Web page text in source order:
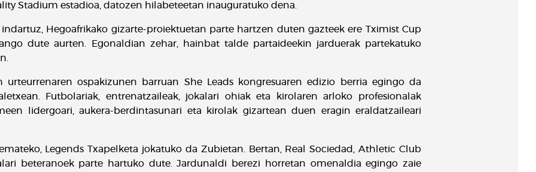
Stadium estadioa, datozen hilabeteetan inauguratuko dena.
Hegoafrikako gizarte-proiektuetan parte hartzen duten gazteek ere Tximist Cup
dute aurten. Egonaldian zehar, hainbat talde partaideekin jarduerak partekatuko
urteurrenaren ospakizunen barruan She Leads kongresuaren edizio berria egingo da
Futbolariak, entrenatzaileak, jokalari ohiak eta kirolaren arloko profesionalak
lidergoari, aukera-berdintasunari eta kirolak gizartean duen eragin eraldatzaileari
Legends Txapelketa jokatuko da Zubietan. Bertan, Real Sociedad, Athletic Club
beteranoek parte hartuko dute. Jardunaldi berezi horretan omenaldia egingo zaie